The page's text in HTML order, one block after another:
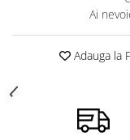
Ai
Adauga la